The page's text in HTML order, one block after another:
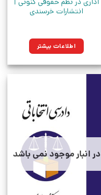
انتشارات خرسندی
اطلاعات بیشتر
در انبار موجود نمی باشد